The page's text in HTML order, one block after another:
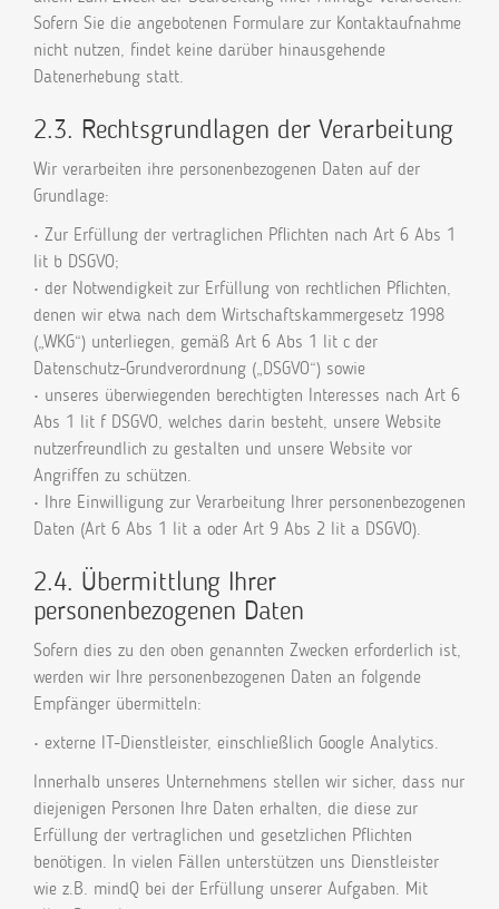
Sofern Sie die angebotenen Formulare zur Kontaktaufnahme
nicht nutzen, findet keine darüber hinausgehende
Datenerhebung statt.
2.3. Rechtsgrundlagen der Verarbeitung
Wir verarbeiten ihre personenbezogenen Daten auf der
Grundlage:
• Zur Erfüllung der vertraglichen Pflichten nach Art 6 Abs 1
lit b DSGVO;
• der Notwendigkeit zur Erfüllung von rechtlichen Pflichten,
denen wir etwa nach dem Wirtschaftskammergesetz 1998
(„WKG“) unterliegen, gemäß Art 6 Abs 1 lit c der
Datenschutz-Grundverordnung („DSGVO“) sowie
• unseres überwiegenden berechtigten Interesses nach Art 6
Abs 1 lit f DSGVO, welches darin besteht, unsere Website
nutzerfreundlich zu gestalten und unsere Website vor
Angriffen zu schützen.
• Ihre Einwilligung zur Verarbeitung Ihrer personenbezogenen
Daten (Art 6 Abs 1 lit a oder Art 9 Abs 2 lit a DSGVO).
2.4. Übermittlung Ihrer
personenbezogenen Daten
Sofern dies zu den oben genannten Zwecken erforderlich ist,
werden wir Ihre personenbezogenen Daten an folgende
Empfänger übermitteln:
• externe IT-Dienstleister, einschließlich Google Analytics.
Innerhalb unseres Unternehmens stellen wir sicher, dass nur
diejenigen Personen Ihre Daten erhalten, die diese zur
Erfüllung der vertraglichen und gesetzlichen Pflichten
benötigen. In vielen Fällen unterstützen uns Dienstleister
wie z.B. mindQ bei der Erfüllung unserer Aufgaben. Mit